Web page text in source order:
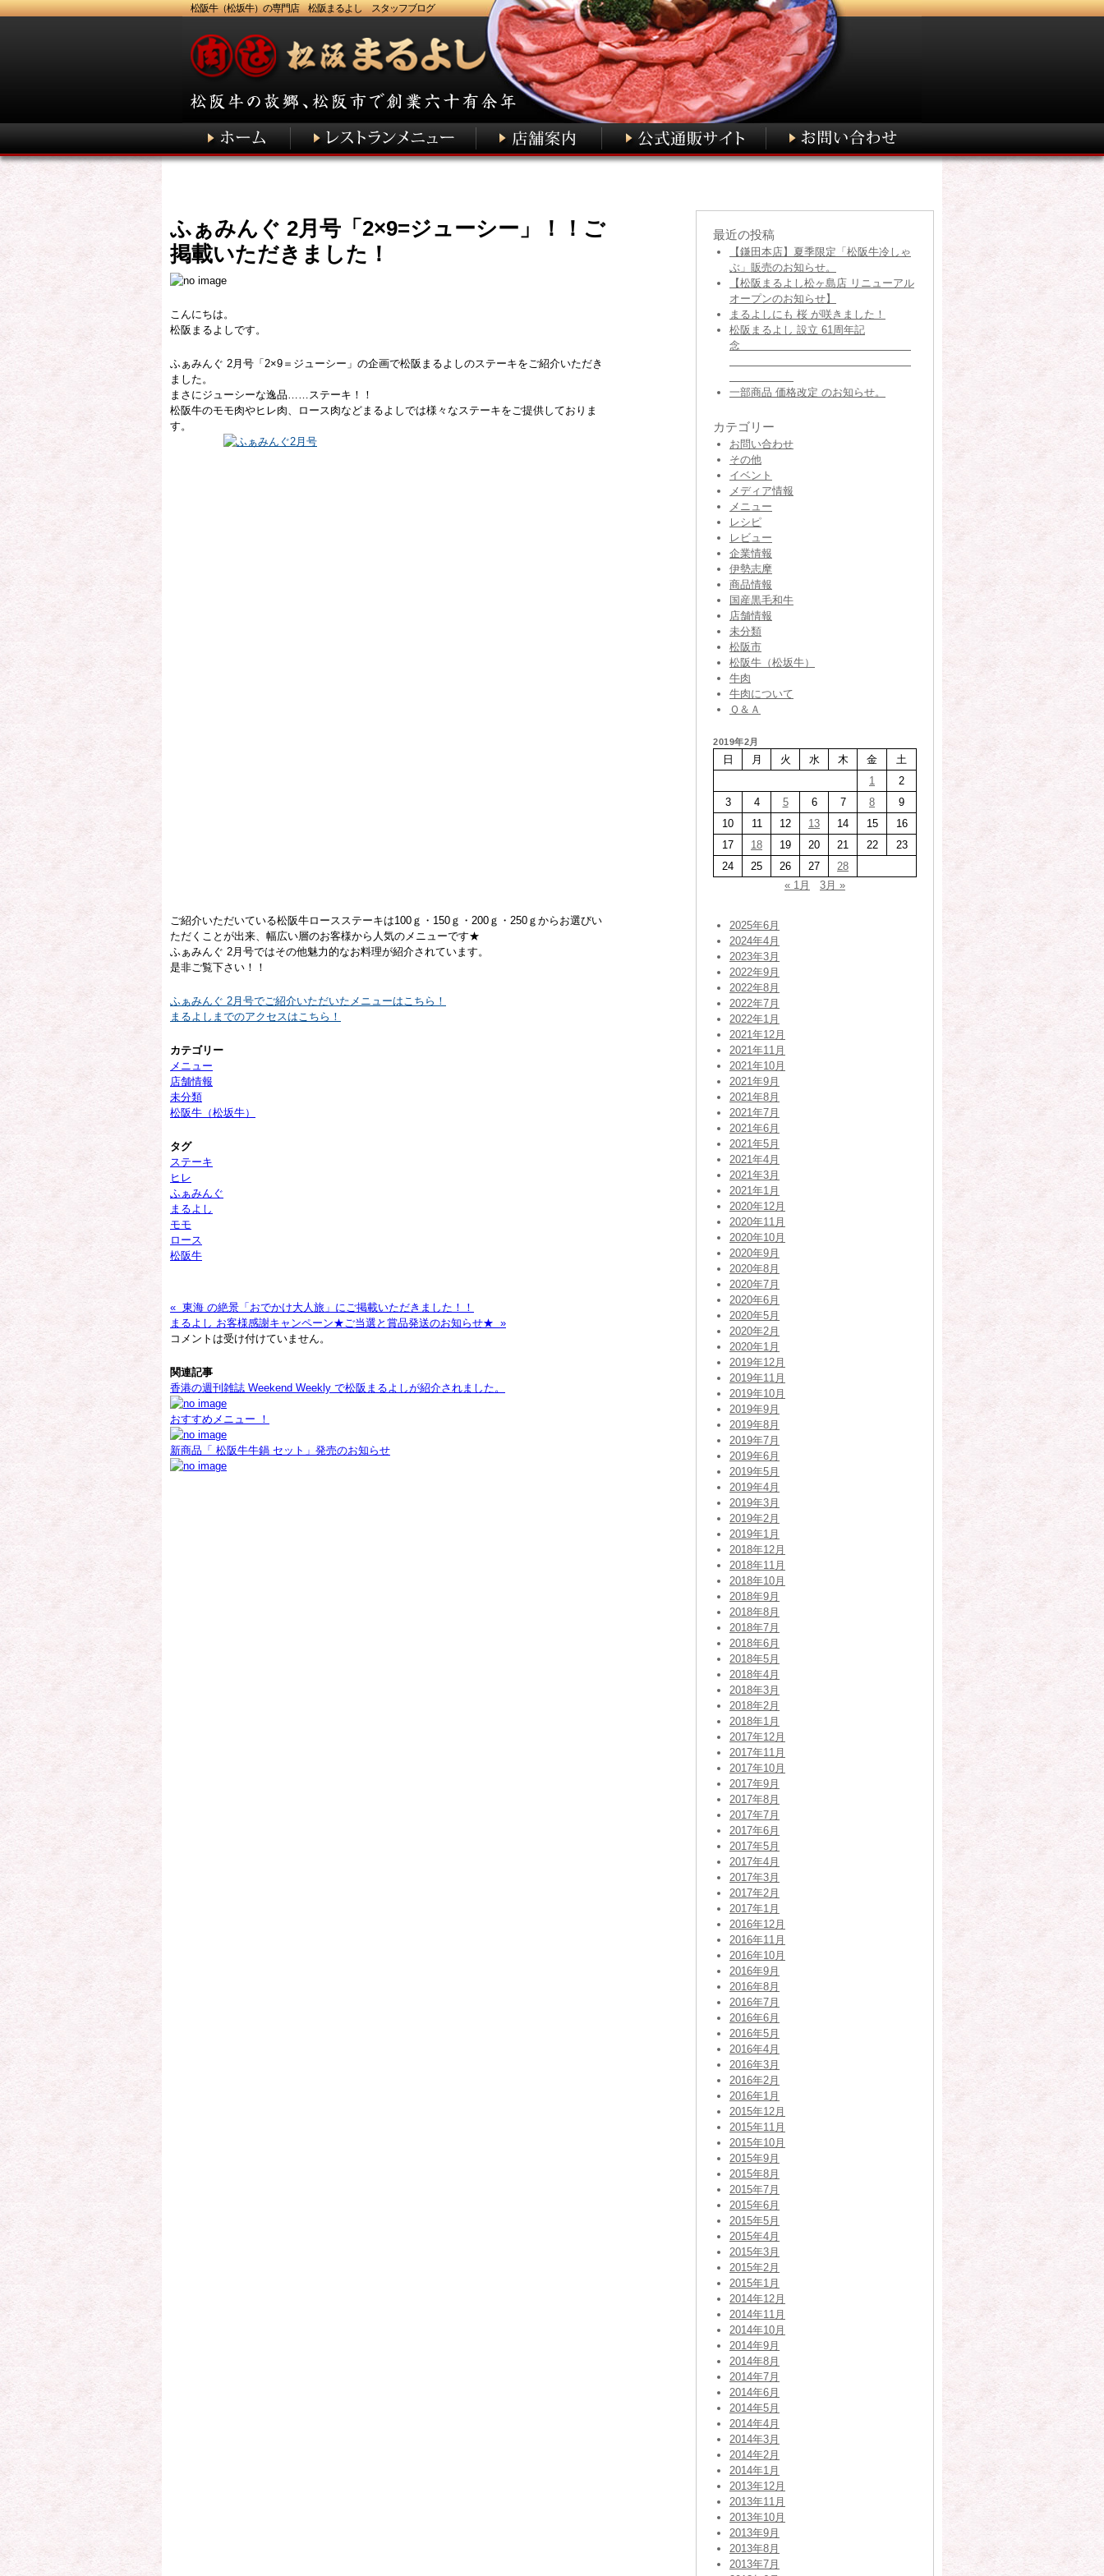
松阪牛（松坂牛）の専門店 松阪まるよし スタッフブログ
ふぁみんぐ 2月号「2×9=ジューシー」！！ご
掲載いただきました！
こんにちは。
松阪まるよしです。
ふぁみんぐ 2月号「2×9＝ジューシー」の企画で松阪まるよしのステーキをご紹介いただき
ました。
まさにジューシーな逸品……ステーキ！！
松阪牛のモモ肉やヒレ肉、ロース肉などまるよしでは様々なステーキをご提供しておりま
す。
ご紹介いただいている松阪牛ロースステーキは100ｇ・150ｇ・200ｇ・250ｇからお選びい
ただくことが出来、幅広い層のお客様から人気のメニューです★
ふぁみんぐ 2月号ではその他魅力的なお料理が紹介されています。
是非ご覧下さい！！
ふぁみんぐ 2月号でご紹介いただいたメニューはこちら！
まるよしまでのアクセスはこちら！
カテゴリー
メニュー
店舗情報
未分類
松阪牛（松坂牛）
タグ
ステーキ
ヒレ
ふぁみんぐ
まるよし
モモ
ロース
松阪牛
« 東海 の絶景「おでかけ大人旅」にご掲載いただきました！！
まるよし お客様感謝キャンペーン★ご当選と賞品発送のお知らせ★ »
コメントは受け付けていません。
関連記事
香港の週刊雑誌 Weekend Weekly で松阪まるよしが紹介されました。
おすすめメニュー ！
新商品「 松阪牛牛鍋 セット」発売のお知らせ
最近の投稿
【鎌田本店】夏季限定「松阪牛冷しゃ
ぶ」販売のお知らせ。
【松阪まるよし松ヶ島店 リニューアル
オープンのお知らせ】
まるよしにも 桜 が咲きました！
松阪まるよし 設立 61周年記
念
一部商品 価格改定 のお知らせ。
カテゴリー
お問い合わせ
その他
イベント
メディア情報
メニュー
レシピ
レビュー
企業情報
伊勢志摩
商品情報
国産黒毛和牛
店舗情報
未分類
松阪市
松阪牛（松坂牛）
牛肉
牛肉について
Ｑ＆Ａ
2019年2月
日 月 火 水 木 金
土
1
2
3
4 5 6 7 8
9
10
11 12 13 14 15
16
17
18 19 20 21 22
23
24
25 26 27
28
« 1月
3月 »
2025年6月
2024年4月
2023年3月
2022年9月
2022年8月
2022年7月
2022年1月
2021年12月
2021年11月
2021年10月
2021年9月
2021年8月
2021年7月
2021年6月
2021年5月
2021年4月
2021年3月
2021年1月
2020年12月
2020年11月
2020年10月
2020年9月
2020年8月
2020年7月
2020年6月
2020年5月
2020年2月
2020年1月
2019年12月
2019年11月
2019年10月
2019年9月
2019年8月
2019年7月
2019年6月
2019年5月
2019年4月
2019年3月
2019年2月
2019年1月
2018年12月
2018年11月
2018年10月
2018年9月
2018年8月
2018年7月
2018年6月
2018年5月
2018年4月
2018年3月
2018年2月
2018年1月
2017年12月
2017年11月
2017年10月
2017年9月
2017年8月
2017年7月
2017年6月
2017年5月
2017年4月
2017年3月
2017年2月
2017年1月
2016年12月
2016年11月
2016年10月
2016年9月
2016年8月
2016年7月
2016年6月
2016年5月
2016年4月
2016年3月
2016年2月
2016年1月
2015年12月
2015年11月
2015年10月
2015年9月
2015年8月
2015年7月
2015年6月
2015年5月
2015年4月
2015年3月
2015年2月
2015年1月
2014年12月
2014年11月
2014年10月
2014年9月
2014年8月
2014年7月
2014年6月
2014年5月
2014年4月
2014年3月
2014年2月
2014年1月
2013年12月
2013年11月
2013年10月
2013年9月
2013年8月
2013年7月